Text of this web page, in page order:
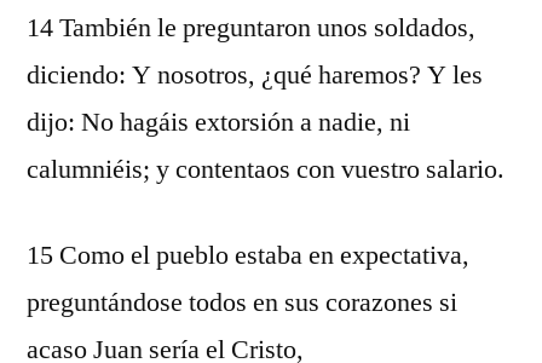
14 También le preguntaron unos soldados,
diciendo: Y nosotros, ¿qué haremos? Y les
dijo: No hagáis extorsión a nadie, ni
calumniéis; y contentaos con vuestro salario.
15 Como el pueblo estaba en expectativa,
preguntándose todos en sus corazones si
acaso Juan sería el Cristo,